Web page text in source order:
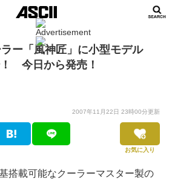
ー「風神匠」に小型モデル
！ 今日から発売！
2007年11月22日 23時00分更新
お気に入り
搭載可能なクーラーマスター製の